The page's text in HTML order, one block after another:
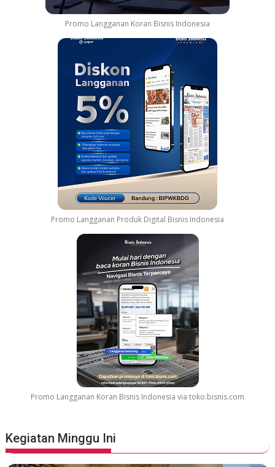
Promo Langganan Koran Bisnis Indonesia
Promo Langganan Produk Digital Bisnis Indonesia
Promo Langganan Koran Bisnis Indonesia via toko.bisnis.com
Kegiatan Minggu Ini